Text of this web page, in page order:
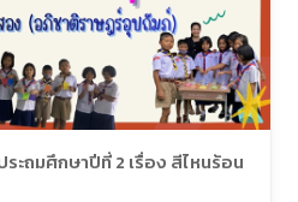
ระถมศึกษาปีที่ 2 เรื่อง สีไหนร้อน